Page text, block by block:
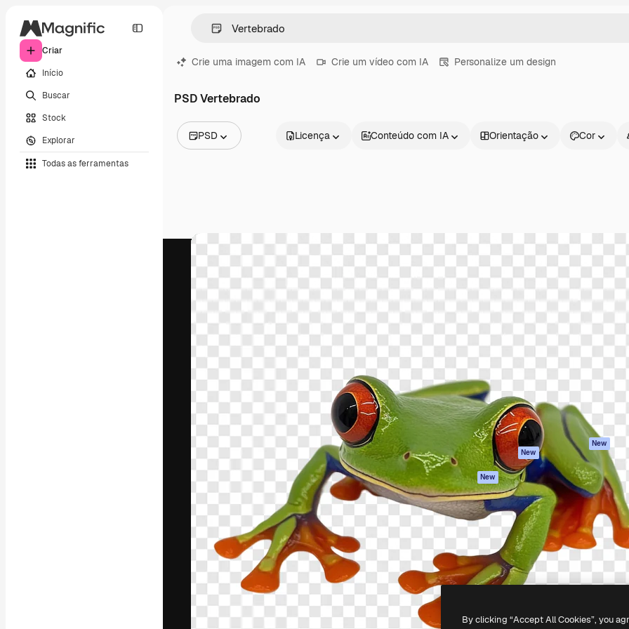
Criar
Início
Buscar
Stock
Explorar
Todas as ferramentas
Crie uma imagem com IA Crie um vídeo com IA Personalize um design
PSD Vertebrado
PSD
Vídeos
Ícones
Modelos 3D
Fontes
Licença Conteúdo com IA Orientação Cor
A plataforma criativa para você direcionar
assinantes entre criativos, empresas,
agências e estúdios.
Português
Produtos
Assistente de IA
imagens
Gerador de vídeos
Texto para voz
Conteúdo de stock
MCP para
Claude/ChatGPT
New
Agentes New
API
App móvel
Todas as
Começar
Documentação
Termos e
condições
Política de
privacidade
Originais New
Política de
Central de
confiabilidade
Afiliados
Empresas
Copyright © 2010-2026Freepik Company S.L.U.Todos os direitos reservados.
By clicking “Accept All Cookies”, you